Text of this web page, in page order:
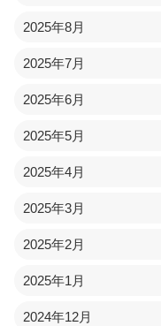
2025年8月
2025年7月
2025年6月
2025年5月
2025年4月
2025年3月
2025年2月
2025年1月
2024年12月